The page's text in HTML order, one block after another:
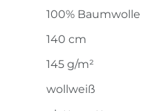
100% Baumwolle
140 cm
145 g/m²
wollweiß